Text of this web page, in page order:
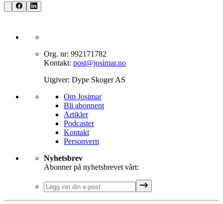
Org. nr: 992171782
Kontakt: post@josimar.no
Utgiver: Dype Skoger AS
Om J‌osimar ‍ ​‍​‍‌‍
Bli abonnent​​​​‌ ‍ ​‍​‍‌‍ ‌ ​‍‌‍‍‌‌‍‌ ‌‍‍‌‌‍ ‍​‍​‍​ ‍‍​‍​‍‌ ​ ‌‍​‌‌‍ ‍‌‍‍‌‌ ‌​‌ ‍‌​‍ ‍‌‍‍‌‌‍ ​‍​‍​‍ ​​‍​‍‌‍‍​‌ ​‍‌‍‌‌‌‍‌‍​‍​‍​ ‍‍​‍​‍‌‍‍​‌ ‌​‌ ‌​‌ ​​‌ ​ ​ ‍‍​‍ ​‍ ‌‍‌‌‌‍‌​‌‍‍‌‌ ‌​​‍ ‍‌‍‍‌‌‍‌​‌‍​‌‌‍‌ ‌ ​‍‌‍​‌‌‍ ‍‌‍‍‍‌‍​‌‌‍ ‍‌ ​ ‌‍‌‌‌‍ ‍​‍ ‍‌‍​ ‌‍ ‌‍ ‌​‍ ‌‍‍‌‌‍ ‍‌ ‌​‌‍‌‌‌‍ ‍‌ ‌​​‍ ‌‍‌‌‌‍‌​‌‍‍‌‌ ‌​​‍ ‌‍ ‌‌‍ ‌‍‌​‌‍‌‌​ ‌‌ ​​‌ ​‍‌‍‌‌‌ ​ ‌‍‌‌‌‍ ‍‌ ‌​‌‍​‌‌ ‌​‌‍‍‌‌‍ ‌‍ ‍​ ‍ ‌‍‍‌‌‍‌​​ ‌‌‍‌‍‌‍ ‌‍ ‌ ‌​‌‍‌‌‌ ​‍​ ‍ ‌ ‌​‌ ‍‌‌ ​​‌‍‌‌​ ‌‌‍‌‍‌‍ ‌‍ ‌ ‌​‌‍‌‌‌ ​‍​ ‍ ‌ ​​‌‍​‌‌ ‌​‌‍‍​​ ‌‌‍​ ‌‍ ‌‍ ​‌ ‌‌‌‍ ‌‌‍ ‍‌ ​ ​‍‌‌​ ‌‌‌​​‍‌‌ ‌‍‍ ‌‍‌‌‌ ‍‌​‍‌‌​ ​ ‌​‌​​‍‌‌​ ​ ‌​‌​​‍‌‌​ ​‍​ ​‍‌‍​‍​ ‍‌‌‍​ ‌‍‌‍‌‍​ ​ ​‌​ ‌​‌‍​‍‌‍‌‍​ ‍​​ ‌‌‌‍​‍​‍‌‌​ ​‍​ ​‍​‍‌‌​ ‌‌‌​‌​​‍ ‍‌‍​ ‌‍ ‌‍ ​‌ ‌‌‌‍ ‌‌‍ ‍‌​‍‌‌ ‌​‌‍‌‌‌‍ ‌‌ ​ ​‍‌‌​ ‌‌‌​​‍‌‌ ‌‍‍ ‌‍‌‌‌ ‍‌​‍‌‌​ ​ ‌​‌​​‍‌‌​ ​ ‌​‌​​‍‌‌​ ​‍​ ​‍‌‍​‌‌‍‌‍​ ‌‍​ ‌​‌‍‌‌​ ‍‌‌‍‌​‌‍​‍​ ‌ ‌‍​‌​ ‌ ​ ​​​‍‌‌​ ​‍​ ​‍​‍‌‌​ ‌‌‌​‌​​‍ ‍‌‍‍‌‌ ‌​‌‍‌‌‌‍ ‌‌ ​ ​‍‌‌​ ‌‌‌​​‍‌‌ ‌‍‍ ‌‍‌‌‌ ‍‌​‍‌‌​ ​ ‌​‌​​‍‌‌​ ​ ‌​‌​​‍‌‌​ ​‍​ ​‍‌‍‌‌‌‍​‌‌‍‌‌​ ‌‍‌‍​‍‌‍‌‌‌‍‌‌‌‍‌‍‌‍​‍​ ‍​​ ​ ​ ​ ​‍‌‌​ ​‍​ ​‍​‍‌‌​ ‌‌‌​‌​​‍ ‍‌‍ ​‌‍​‌‌‍​‍‌‍‌‌‌‍ ​​ ‌‍​‍‌‍​‌‌ ​ ‌‍‌‌‌‌‌‌‌ ​‍‌‍ ​​ ‌‌‍‍​‌ ‌​‌ ‌​‌ ​​‌ ​ ​‍‌‌​ ​ ‌​​‌​‍‌‌​ ​‍‌​‌‍​‍‌‌​ ​‍‌​‌‍‌‍‌‌‌‍‌​‌‍‍‌‌ ‌​​‍ ‍‌‍‍‌‌‍‌​‌‍​‌‌‍‌ ‌ ​‍‌‍​‌‌‍ ‍‌‍‍‍‌‍​‌‌‍ ‍‌ ​ ‌‍‌‌‌‍ ‍​‍ ‍‌‍​ ‌‍ ‌‍ ‌​‍‌‍‌‍‍‌‌‍‌​​ ‌‌‍‌‍‌‍ ‌‍ ‌ ‌​‌‍‌‌‌ ​‍​‍‌‍‌ ‌​‌ ‍‌‌ ​​‌‍‌‌​ ‌‌‍‌‍‌‍ ‌‍ ‌ ‌​‌‍‌‌‌ ​‍​‍‌‍‌ ​​‌‍​‌‌ ‌​‌‍‍​​ ‌‌‍​ ‌‍ ‌‍ ​‌ ‌‌‌‍ ‌‌‍ ‍‌ ​ ​‍‌‌​ ‌‌‌​​‍‌‌ ‌‍‍ ‌‍‌‌‌ ‍‌​‍‌‌​ ​ ‌​‌​​‍‌‌​ ​ ‌​‌​​‍‌‌​ ​‍​ ​‍‌‍​‍​ ‍‌‌‍​ ‌‍‌‍‌‍​ ​ ​‌​ ‌​‌‍​‍‌‍‌‍​ ‍​​ ‌‌‌‍​‍​‍‌‌​ ​‍​ ​‍​‍‌‌​ ‌‌‌​‌​​‍ ‍‌‍​ ‌‍ ‌‍ ​‌ ‌‌‌‍ ‌‌‍ ‍‌​‍‌‌ ‌​‌‍‌‌‌‍ ‌‌ ​ ​‍‌‌​ ‌‌‌​​‍‌‌ ‌‍‍ ‌‍‌‌‌ ‍‌​‍‌‌​ ​ ‌​‌​​‍‌‌​ ​ ‌​‌​​‍‌‌​ ​‍​ ​‍‌‍​‌‌‍‌‍​ ‌‍​ ‌​‌‍‌‌​ ‍‌‌‍‌​‌‍​‍​ ‌ ‌‍​‌​ ‌ ​ ​​​‍‌‌​ ​‍​ ​‍​‍‌‌​ ‌‌‌​‌​​‍ ‍‌‍‍‌‌ ‌​‌‍‌‌‌‍ ‌‌ ​ ​‍‌‌​ ‌‌‌​​‍‌‌ ‌‍‍ ‌‍‌‌‌ ‍‌​‍‌‌​ ​ ‌​‌​​‍‌‌​ ​ ‌​‌​​‍‌‌​ ​‍​ ​‍‌‍‌‌‌‍​‌‌‍‌‌​ ‌‍‌‍​‍‌‍‌‌‌‍‌‌‌‍‌‍‌‍​‍​ ‍​​ ​ ​ ​ ​‍‌‌​ ​‍​ ​‍​‍‌‌​ ‌‌‌​‌​​‍ ‍‌‍ ​‌‍​‌‌‍​‍‌‍‌‌‌‍ ​​‍‌‍‌ ​​‌‍‌‌‌ ​‍‌ ​ ‌ ​​‌‍‌‌‌‍​ ‌ ‌​‌‍‍‌‌ ‌‍‌‍‌‌​ ‌‌ ​​‌ ‌‌‌‍​‍‌‍ ​‌‍‍‌‌ ​ ‌‍‍​‌‍‌‌‌‍‌​​‍​‍‌ ‌
Artikler
Podcaster
Kontakt
Personvern​​​​‌ ‍ ​‍​‍‌‍ ‌ ​‍‌‍‍‌‌‍‌ ‌‍‍‌‌‍ ‍​‍​‍​ ‍‍​‍​‍‌ ​ ‌‍​‌‌‍ ‍‌‍‍‌‌ ‌​‌ ‍‌​‍ ‍‌‍‍‌‌‍ ​‍​‍​‍ ​​‍​‍‌‍‍​‌ ​‍‌‍‌‌‌‍‌‍​‍​‍​ ‍‍​‍​‍‌‍‍​‌ ‌​‌ ‌​‌ ​​‌ ​ ​ ‍‍​‍ ​‍ ‌‍‌‌‌‍‌​‌‍‍‌‌ ‌​​‍ ‍‌‍‍‌‌‍‌​‌‍​‌‌‍‌ ‌ ​‍‌‍​‌‌‍ ‍‌‍‍‍‌‍​‌‌‍ ‍‌ ​ ‌‍‌‌‌‍ ‍​‍ ‍‌‍​ ‌‍ ‌‍ ‌​‍ ‌‍‍‌‌‍ ‍‌ ‌​‌‍‌‌‌‍ ‍‌ ‌​​‍ ‌‍‌‌‌‍‌​‌‍‍‌‌ ‌​​‍ ‌‍ ‌‌‍ ‌‍‌​‌‍‌‌​ ‌‌ ​​‌ ​‍‌‍‌‌‌ ​ ‌‍‌‌‌‍ ‍‌ ‌​‌‍​‌‌ ‌​‌‍‍‌‌‍ ‌‍ ‍​ ‍ ‌‍‍‌‌‍‌​​ ‌‌‍‌‍‌‍ ‌‍ ‌ ‌​‌‍‌‌‌ ​‍​ ‍ ‌ ‌​‌ ‍‌‌ ​​‌‍‌‌​ ‌‌‍‌‍‌‍ ‌‍ ‌ ‌​‌‍‌‌‌ ​‍​ ‍ ‌ ​​‌‍​‌‌ ‌​‌‍‍​​ ‌‌‍​ ‌‍ ‌‍ ​‌ ‌‌‌‍ ‌‌‍ ‍‌ ​ ​‍‌‌​ ‌‌‌​​‍‌‌ ‌‍‍ ‌‍‌‌‌ ‍‌​‍‌‌​ ​ ‌​‌​​‍‌‌​ ​ ‌​‌​​‍‌‌​ ​‍​ ​‍‌‍​‍​ ‍‌‌‍​ ‌‍‌‍‌‍​ ​ ​‌​ ‌​‌‍​‍‌‍‌‍​ ‍​​ ‌‌‌‍​‍​‍‌‌​ ​‍​ ​‍​‍‌‌​ ‌‌‌​‌​​‍ ‍‌‍​ ‌‍ ‌‍ ​‌ ‌‌‌‍ ‌‌‍ ‍‌​‍‌‌ ‌​‌‍‌‌‌‍ ‌‌ ​ ​‍‌‌​ ‌‌‌​​‍‌‌ ‌‍‍ ‌‍‌‌‌ ‍‌​‍‌‌​ ​ ‌​‌​​‍‌‌​ ​ ‌​‌​​‍‌‌​ ​‍​ ​‍‌‍​‌‌‍‌‍​ ‌‍​ ‌​‌‍‌‌​ ‍‌‌‍‌​‌‍​‍​ ‌ ‌‍​‌​ ‌ ​ ​​​‍‌‌​ ​‍​ ​‍​‍‌‌​ ‌‌‌​‌​​‍ ‍‌‍‍‌‌ ‌​‌‍‌‌‌‍ ‌‌ ​ ​‍‌‌​ ‌‌‌​​‍‌‌ ‌‍‍ ‌‍‌‌‌ ‍‌​‍‌‌​ ​ ‌​‌​​‍‌‌​ ​ ‌​‌​​‍‌‌​ ​‍​ ​‍​ ‌‌‌‍​ ‌‍‌​​ ​‍​ ‍‌​ ​‍​ ​‌‌‍‌​​ ‌‍‌‍‌‌​ ‌‌​ ‌‍​‍‌‌​ ​‍​ ​‍​‍‌‌​ ‌‌‌​‌​​‍ ‍‌‍ ​‌‍​‌‌‍​‍‌‍‌‌‌‍ ​​ ‌‍​‍‌‍​‌‌ ​ ‌‍‌‌‌‌‌‌‌ ​‍‌‍ ​​ ‌‌‍‍​‌ ‌​‌ ‌​‌ ​​‌ ​ ​‍‌‌​ ​ ‌​​‌​‍‌‌​ ​‍‌​‌‍​‍‌‌​ ​‍‌​‌‍‌‍‌‌‌‍‌​‌‍‍‌‌ ‌​​‍ ‍‌‍‍‌‌‍‌​‌‍​‌‌‍‌ ‌ ​‍‌‍​‌‌‍ ‍‌‍‍‍‌‍​‌‌‍ ‍‌ ​ ‌‍‌‌‌‍ ‍​‍ ‍‌‍​ ‌‍ ‌‍ ‌​‍‌‍‌‍‍‌‌‍‌​​ ‌‌‍‌‍‌‍ ‌‍ ‌ ‌​‌‍‌‌‌ ​‍​‍‌‍‌ ‌​‌ ‍‌‌ ​​‌‍‌‌​ ‌‌‍‌‍‌‍ ‌‍ ‌ ‌​‌‍‌‌‌ ​‍​‍‌‍‌ ​​‌‍​‌‌ ‌​‌‍‍​​ ‌‌‍​ ‌‍ ‌‍ ​‌ ‌‌‌‍ ‌‌‍ ‍‌ ​ ​‍‌‌​ ‌‌‌​​‍‌‌ ‌‍‍ ‌‍‌‌‌ ‍‌​‍‌‌​ ​ ‌​‌​​‍‌‌​ ​ ‌​‌​​‍‌‌​ ​‍​ ​‍‌‍​‍​ ‍‌‌‍​ ‌‍‌‍‌‍​ ​ ​‌​ ‌​‌‍​‍‌‍‌‍​ ‍​​ ‌‌‌‍​‍​‍‌‌​ ​‍​ ​‍​‍‌‌​ ‌‌‌​‌​​‍ ‍‌‍​ ‌‍ ‌‍ ​‌ ‌‌‌‍ ‌‌‍ ‍‌​‍‌‌ ‌​‌‍‌‌‌‍ ‌‌ ​ ​‍‌‌​ ‌‌‌​​‍‌‌ ‌‍‍ ‌‍‌‌‌ ‍‌​‍‌‌​ ​ ‌​‌​​‍‌‌​ ​ ‌​‌​​‍‌‌​ ​‍​ ​‍‌‍​‌‌‍‌‍​ ‌‍​ ‌​‌‍‌‌​ ‍‌‌‍‌​‌‍​‍​ ‌ ‌‍​‌​ ‌ ​ ​​​‍‌‌​ ​‍​ ​‍​‍‌‌​ ‌‌‌​‌​​‍ ‍‌‍‍‌‌ ‌​‌‍‌‌‌‍ ‌‌ ​ ​‍‌‌​ ‌‌‌​​‍‌‌ ‌‍‍ ‌‍‌‌‌ ‍‌​‍‌‌​ ​ ‌​‌​​‍‌‌​ ​ ‌​‌​​‍‌‌​ ​‍​ ​‍​ ‌‌‌‍​ ‌‍‌​​ ​‍​ ‍‌​ ​‍​ ​‌‌‍‌​​ ‌‍‌‍‌‌​ ‌‌​ ‌‍​‍‌‌​ ​‍​ ​‍​‍‌‌​ ‌‌‌​‌​​‍ ‍‌‍ ​‌‍​‌‌‍​‍‌‍‌‌‌‍ ​​‍‌‍‌ ​​‌‍‌‌‌ ​‍‌ ​ ‌ ​​‌‍‌‌‌‍​ ‌ ‌​‌‍‍‌‌ ‌‍‌‍‌‌​ ‌‌ ​​‌ ‌‌‌‍​‍‌‍ ​‌‍‍‌‌ ​ ‌‍‍​‌‍‌‌‌‍‌​​‍​‍‌ ‌
Nyhetsbrev
Abonner på nyhetsbrevet vårt: